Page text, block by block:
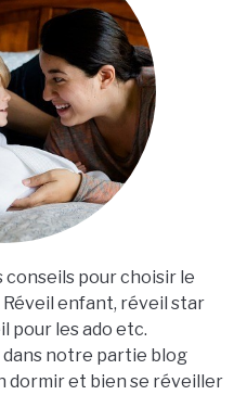
pour choisir le
enfant, réveil star
pour les ado etc.
notre partie blog
dormir et bien se réveiller